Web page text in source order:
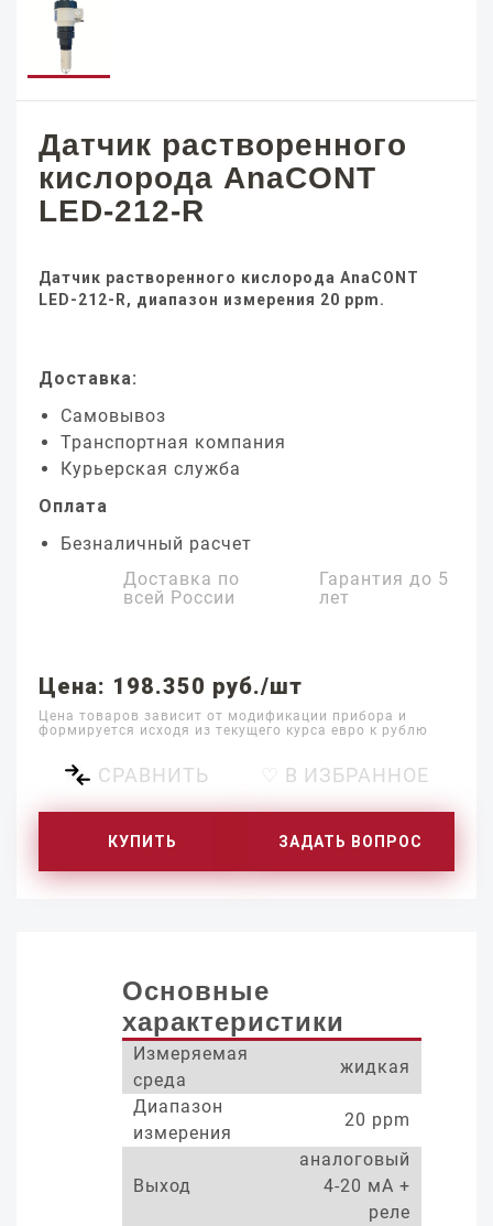
Датчик растворенного
кислорода AnaCONT
LED-212-R
Датчик растворенного кислорода AnaCONT
LED-212-R, диапазон измерения 20 ppm.
Доставка:
Самовывоз
Транспортная компания
Курьерская служба
Оплата
Безналичный расчет
Доставка по
всей России
Гарантия до 5
лет
Цена: 198.350 руб./шт
Цена товаров зависит от модификации прибора и
формируется исходя из текущего курса евро к рублю
СРАВНИТЬ ♡ В ИЗБРАННОЕ
КУПИТЬ ЗАДАТЬ ВОПРОС
Основные
характеристики
Измеряемая
среда
жидкая
Диапазон
измерения
20 ppm
Выход
аналоговый
4-20 мА +
реле